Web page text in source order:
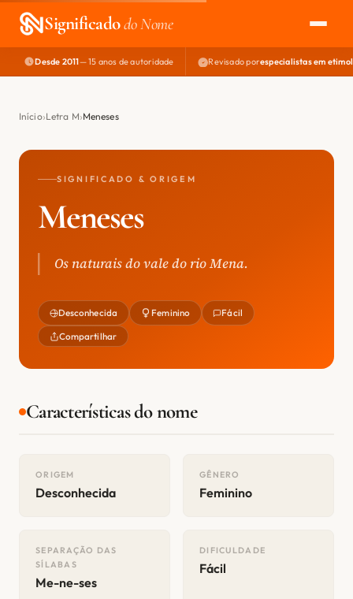
Significadodo Nome
EXPLORAR
NOME PERFEITO
Desde 2011— 15 anos de autoridade Revisado porespecialistas em
Início Letra M Meneses
SIGNIFICADO & ORIGEM
Meneses
Os naturais do vale do rio Mena.
Desconhecida Feminino Fácil
Compartilhar
Características do nome
ORIGEM
Desconhecida
GÊNERO
Feminino
SEPARAÇÃO DAS
SÍLABAS
Me-ne-ses
DIFICULDADE
Fácil